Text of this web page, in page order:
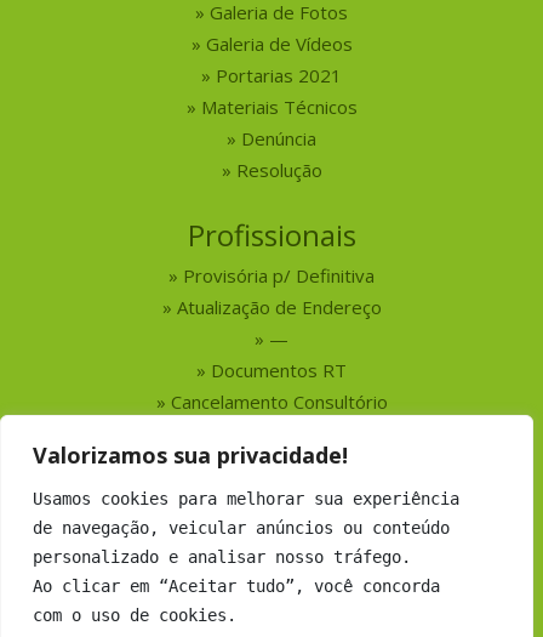
Valorizamos sua privacidade!
Usamos cookies para melhorar sua experiência
de navegação, veicular anúncios ou conteúdo
personalizado e analisar nosso tráfego.
Ao clicar em “Aceitar tudo”, você concorda
com o uso de cookies.
Galeria de Fotos
Galeria de Vídeos
Portarias 2021
Materiais Técnicos
Denúncia
Resolução
Profissionais
Provisória p/ Definitiva
Atualização de Endereço
—
Documentos RT
Cancelamento Consultório
Serviços
Busca por Profissionais
Busca por Empresas
Números do CRMV-MS